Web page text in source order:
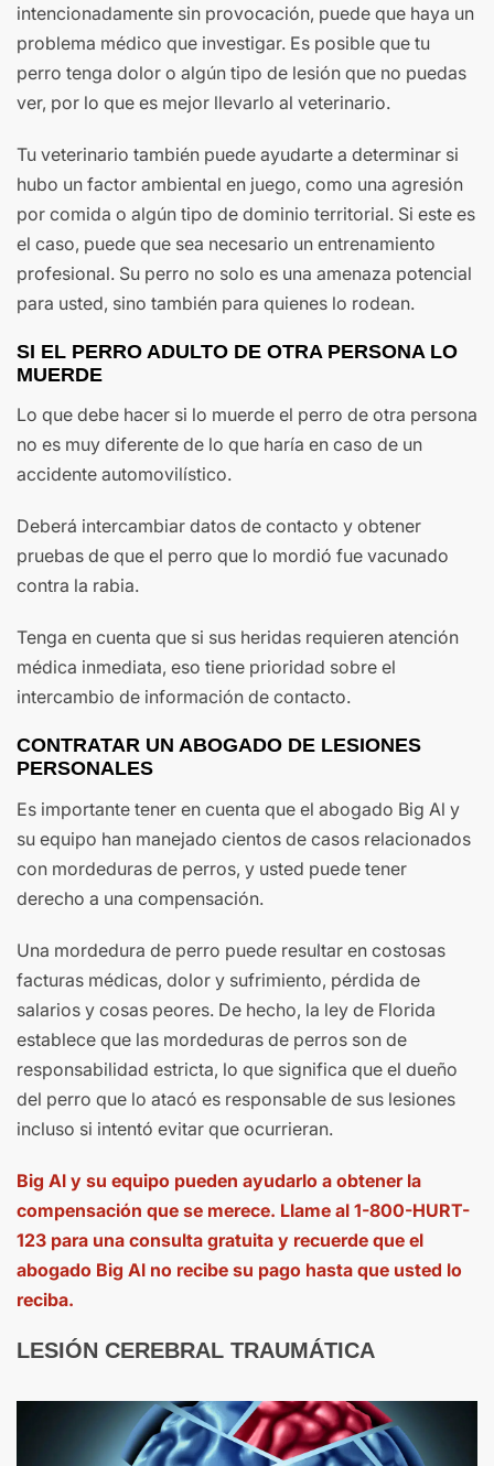
intencionadamente sin provocación, puede que haya un
problema médico que investigar. Es posible que tu
perro tenga dolor o algún tipo de lesión que no puedas
ver, por lo que es mejor llevarlo al veterinario.
Tu veterinario también puede ayudarte a determinar si
hubo un factor ambiental en juego, como una agresión
por comida o algún tipo de dominio territorial. Si este es
el caso, puede que sea necesario un entrenamiento
profesional. Su perro no solo es una amenaza potencial
para usted, sino también para quienes lo rodean.
SI EL PERRO ADULTO DE OTRA PERSONA LO
MUERDE
Lo que debe hacer si lo muerde el perro de otra persona
no es muy diferente de lo que haría en caso de un
accidente automovilístico.
Deberá intercambiar datos de contacto y obtener
pruebas de que el perro que lo mordió fue vacunado
contra la rabia.
Tenga en cuenta que si sus heridas requieren atención
médica inmediata, eso tiene prioridad sobre el
intercambio de información de contacto.
CONTRATAR UN ABOGADO DE LESIONES
PERSONALES
Es importante tener en cuenta que el abogado Big Al y
su equipo han manejado cientos de casos relacionados
con mordeduras de perros, y usted puede tener
derecho a una compensación.
Una mordedura de perro puede resultar en costosas
facturas médicas, dolor y sufrimiento, pérdida de
salarios y cosas peores. De hecho, la ley de Florida
establece que las mordeduras de perros son de
responsabilidad estricta, lo que significa que el dueño
del perro que lo atacó es responsable de sus lesiones
incluso si intentó evitar que ocurrieran.
Big Al y su equipo pueden ayudarlo a obtener la
compensación que se merece. Llame al 1-800-HURT-
123 para una consulta gratuita y recuerde que el
abogado Big Al no recibe su pago hasta que usted lo
reciba.
LESIÓN CEREBRAL TRAUMÁTICA